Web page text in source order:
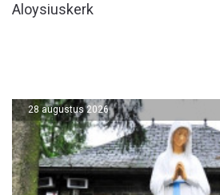
Aloysiuskerk
28 augustus 2026